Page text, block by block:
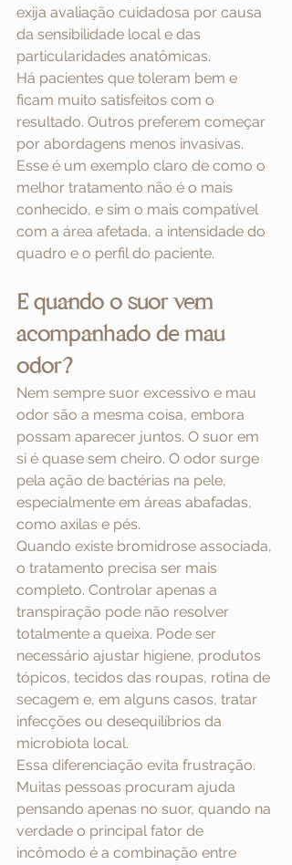
exija avaliação cuidadosa por causa
da sensibilidade local e das
particularidades anatômicas.
Há pacientes que toleram bem e
ficam muito satisfeitos com o
resultado. Outros preferem começar
por abordagens menos invasivas.
Esse é um exemplo claro de como o
melhor tratamento não é o mais
conhecido, e sim o mais compatível
com a área afetada, a intensidade do
quadro e o perfil do paciente.
E quando o suor vem
acompanhado de mau
odor?
Nem sempre suor excessivo e mau
odor são a mesma coisa, embora
possam aparecer juntos. O suor em
si é quase sem cheiro. O odor surge
pela ação de bactérias na pele,
especialmente em áreas abafadas,
como axilas e pés.
Quando existe bromidrose associada,
o tratamento precisa ser mais
completo. Controlar apenas a
transpiração pode não resolver
totalmente a queixa. Pode ser
necessário ajustar higiene, produtos
tópicos, tecidos das roupas, rotina de
secagem e, em alguns casos, tratar
infecções ou desequilíbrios da
microbiota local.
Essa diferenciação evita frustração.
Muitas pessoas procuram ajuda
pensando apenas no suor, quando na
verdade o principal fator de
incômodo é a combinação entre